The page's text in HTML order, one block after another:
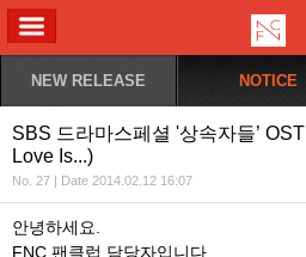
NEW RELEASE NOTICE
SBS 드라마스페셜 '상속자들’
Love Is...)
No. 27 | Date 2014.02.12 16:07
안녕하세요.
FNC 팬클럽 담당자입니다.